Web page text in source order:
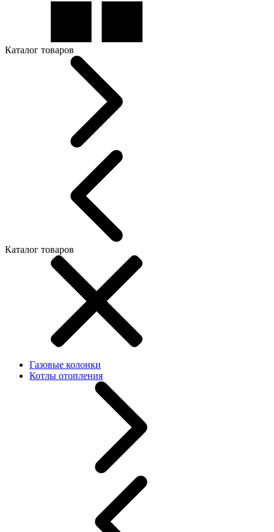
Каталог товаров
Каталог товаров
Газовые колонки
Котлы отопления